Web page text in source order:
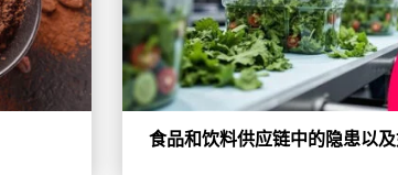
食品和饮料供应链中的隐患以